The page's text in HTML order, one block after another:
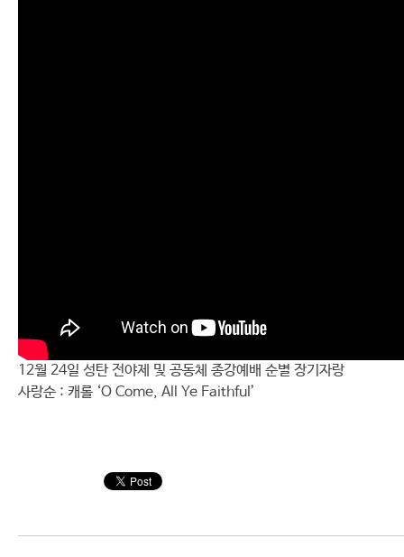
12월 24일 성탄 전야제 및 공동체 종강예배 순별 장기자랑
사랑순 : 캐롤 ‘O Come, All Ye Faithful’